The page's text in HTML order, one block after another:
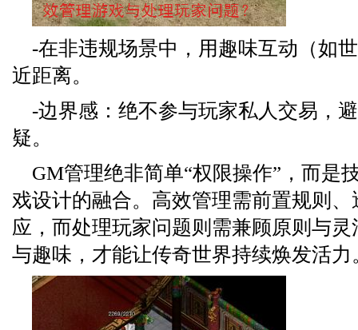
-在非违规场景中，用趣味互动（如
近距离。
-边界感：绝不参与玩家私人交易，
疑。
GM管理绝非简单“权限操作”，而是
戏设计的融合。高效管理需前置规则
应，而处理玩家问题则需兼顾原则与
与趣味，才能让传奇世界持续焕发活力